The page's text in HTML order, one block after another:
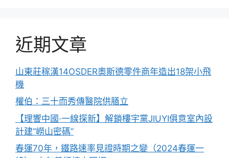
近期文章
山東莊稼漢14OSDER奧斯德零件商年造出18架小飛
機
權伯：三十而秀傳醫院供膳立
【理響中國·一線探新】解鎖樓宇黨JIUYI俱意室內設
計建“嶗山密碼”
春運70年，鐵路速率見證時期之變（2024春運一